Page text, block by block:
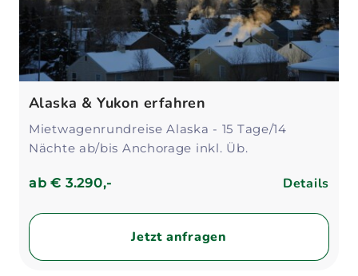
Alaska & Yukon erfahren
Mietwagenrundreise Alaska - 15 Tage/14
Nächte ab/bis Anchorage inkl. Üb.
ab€ 3.290,- Details
Jetzt anfragen